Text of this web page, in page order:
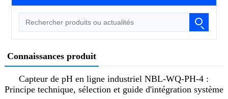
Connaissances produit
Capteur de pH en ligne industriel NBL-WQ-PH-4 :
Principe technique, sélection et guide d'intégration système